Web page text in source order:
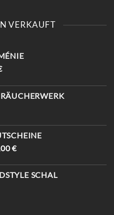
VERKAUFT
€
SCHAL